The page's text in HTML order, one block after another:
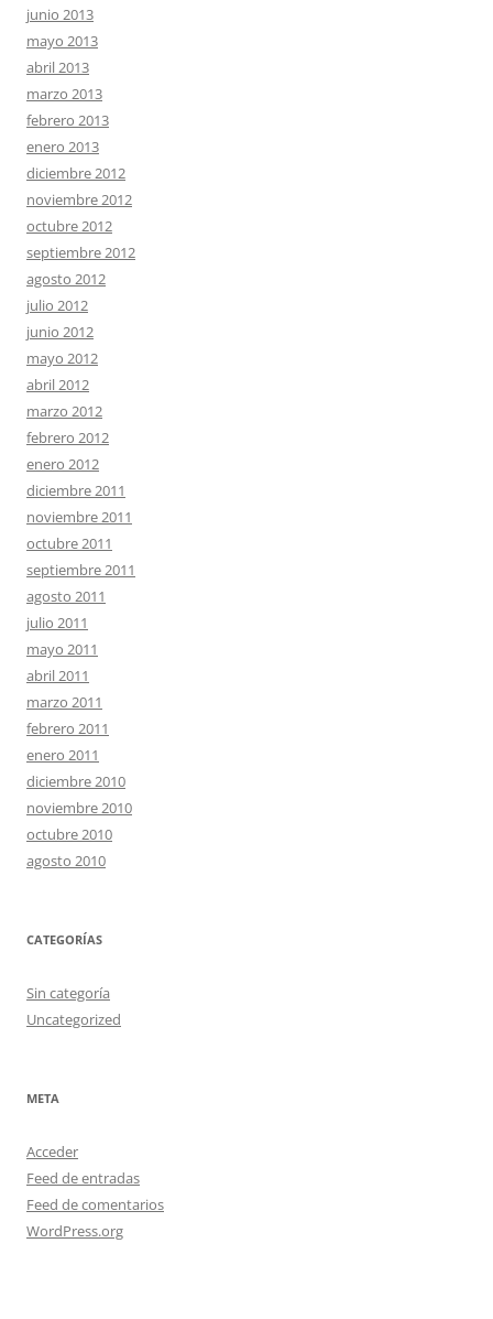
junio 2013
mayo 2013
abril 2013
marzo 2013
febrero 2013
enero 2013
diciembre 2012
noviembre 2012
octubre 2012
septiembre 2012
agosto 2012
julio 2012
junio 2012
mayo 2012
abril 2012
marzo 2012
febrero 2012
enero 2012
diciembre 2011
noviembre 2011
octubre 2011
septiembre 2011
agosto 2011
julio 2011
mayo 2011
abril 2011
marzo 2011
febrero 2011
enero 2011
diciembre 2010
noviembre 2010
octubre 2010
agosto 2010
CATEGORÍAS
Sin categoría
Uncategorized
META
Acceder
Feed de entradas
Feed de comentarios
WordPress.org